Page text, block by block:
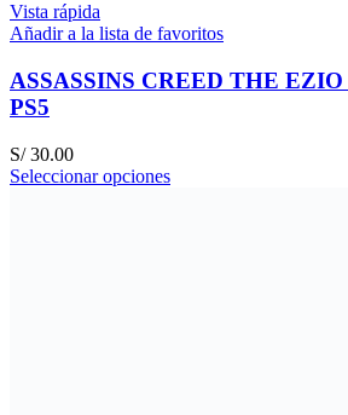
Vista rápida
Añadir a la lista de favoritos
ASSASSINS CREED THE
PS5
S/30.00
Seleccionar opciones